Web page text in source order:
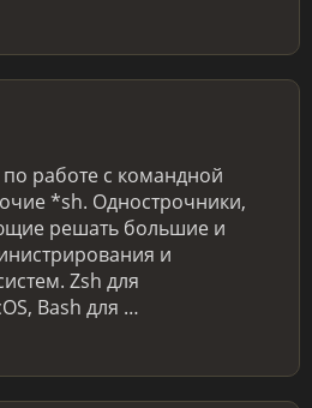
работе с командной
*sh. Однострочники,
решать большие и
и
Zsh для
Bash для …